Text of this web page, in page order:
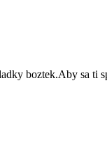
boztek.Aby sa ti